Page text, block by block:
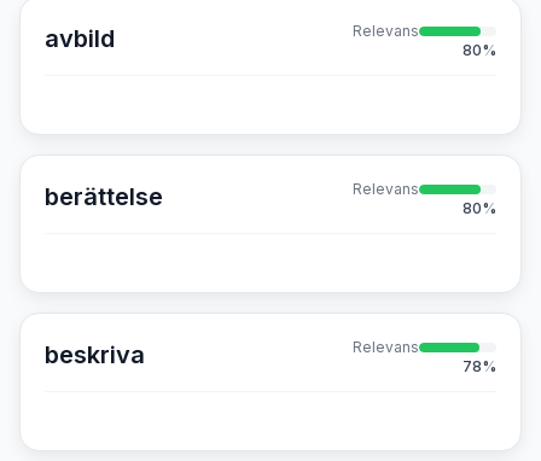
avbild
Relevans
80%
berättelse
Relevans
80%
beskriva
Relevans
78%